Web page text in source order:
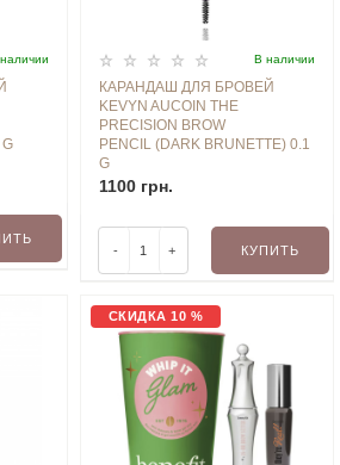
В наличии
КАРАНДАШ ДЛЯ БРОВЕЙ
KEVYN AUCOIN THE
PRECISION BROW
PENCIL (DARK BRUNETTE) 0.1
G
1100 грн.
- + КУПИТЬ
СКИДКА 10 %